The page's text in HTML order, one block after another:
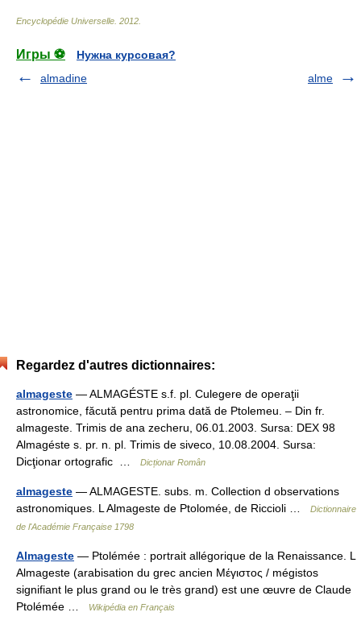
Encyclopédie Universelle 2012
Игры ⚽
Нужна курсовая?
almadine
alme
Regardez d'autres dictionnaires:
almageste — ALMAGÉSTE s.f. pl. Culegere de operaţii
astronomice, făcută pentru prima dată de Ptolemeu. – Din fr.
almageste. Trimis de ana zecheru, 06.01.2003. Sursa: DEX 98
Almagéste s. pr. n. pl. Trimis de siveco, 10.08.2004. Sursa:
Dicţionar ortografic …
Dicționar Român
almageste — ALMAGESTE. subs. m. Collection d observations
astronomiques. L Almageste de Ptolomée, de Riccioli …
Dictionnaire
de l'Académie Française 1798
Almageste — Ptolémée : portrait allégorique de la Renaissance. L
Almageste (arabisation du grec ancien Μέγιστος / mégistos
signifiant le plus grand ou le très grand) est une œuvre de Claude
Ptolémée …
Wikipédia en Français